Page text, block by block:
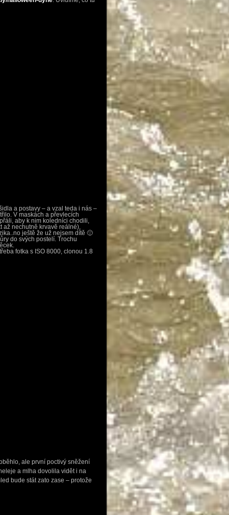
a postavy – a vzal teda i nás –
V maskách a převlecích
aby k nim koledníci chodili,
až nechutně krvavě reálné),
ještě že už nejsem dítě 🙂
do svých postelí. Trochu
fotka s ISO 8000, clonou 1.8
ale první poctivý sněžení
a mlha dovolila vidět i na
bude stát zato zase – protože